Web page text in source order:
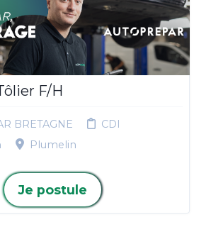
F/H
BRETAGNE
CDI
Plumelin
Je postule